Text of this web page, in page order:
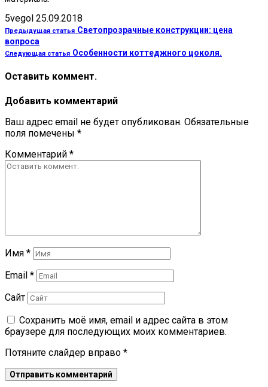
5vegol 25.09.2018
Предыдущая статья Светопрозрачные конструкции: цена
вопроса
Следующая статья Особенности коттеджного цоколя.
Оставить коммент.
Добавить комментарий
Ваш адрес email не будет опубликован. Обязательные
поля помечены *
Комментарий *
Имя *
Email *
Сайт
Сохранить моё имя, email и адрес сайта в этом
браузере для последующих моих комментариев.
Потяните слайдер вправо *